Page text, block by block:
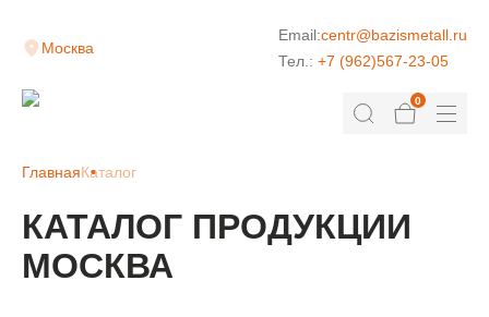
Москва
Email:centr@bazismetall.ru
Тел.: +7 (962)567-23-05
0
ГлавнаяКаталог
КАТАЛОГ ПРОДУКЦИИ
МОСКВА